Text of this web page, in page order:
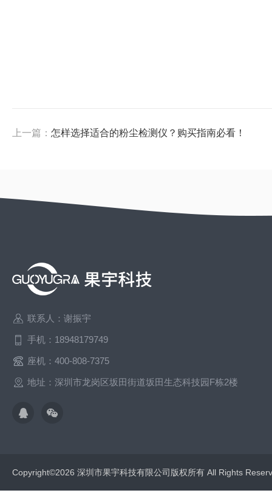
上一篇： 怎样选择适合的粉尘检测仪？购买指南必看！
联系人：谢振宇
手机：18948179749
座机：400-808-7375
地址：深圳市龙岗区坂田街道坂田生态科技园F栋2楼
Copyright©2026 深圳市果宇科技有限公司版权所有 All Rights